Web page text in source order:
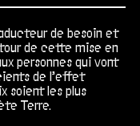
de besoin et
de cette mise en
personnes qui vont
de l’effet
soient les plus
Terre.